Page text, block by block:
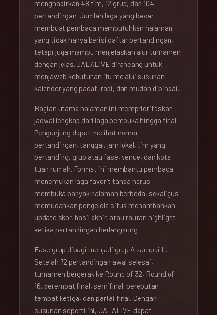
menghadirkan 48 tim, 12 grup, dan 104
pertandingan. Jumlah laga yang besar
membuat pembaca membutuhkan halaman
yang tidak hanya berisi daftar pertandingan,
tetapi juga mampu menjelaskan alur turnamen
dengan jelas. JALALIVE dirancang untuk
menjawab kebutuhan itu melalui susunan
kalender yang padat, rapi, dan mudah dipindai.
Bagian utama halaman ini memprioritaskan
jadwal lengkap dari laga pembuka hingga final.
Pengunjung dapat melihat nomor
pertandingan, tanggal, jam lokal, tim yang
bertanding, grup atau fase, venue, dan kota
tuan rumah. Format ini membantu pembaca
menemukan laga favorit tanpa harus
membuka banyak halaman berbeda, sekaligus
memudahkan pengelola situs menambahkan
update skor, hasil akhir, atau tautan highlight
ketika pertandingan berlangsung.
Fase grup dibagi menjadi grup A sampai L.
Setelah 72 pertandingan awal selesai,
turnamen bergerak ke Round of 32, Round of
16, perempat final, semifinal, perebutan
tempat ketiga, dan partai final. Dengan
susunan seperti ini, JALALIVE dapat